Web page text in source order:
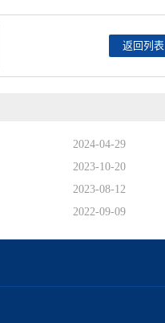
返回列表
2024-04-29
2023-10-20
2023-08-12
2022-09-09